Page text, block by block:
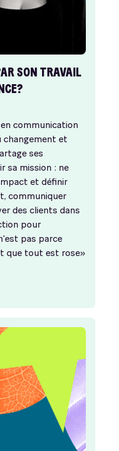
SON TRAVAIL
communication
changement et
ses
sa mission : ne
et définir
communiquer
des clients dans
pour
pas parce
que tout est rose»